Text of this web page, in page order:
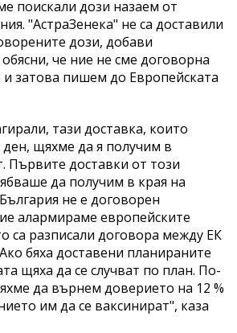
поискали дози назаем от
"АстраЗенека" не са доставили
дози, добави
че ние не сме договорна
и затова пишем до Европейската
тази доставка, които
щяхме да я получим в
Първите доставки от този
да получим в края на
не е договорен
алармираме европейските
са разписали договора между ЕК
бяха доставени планираните
щяха да се случват по план. По-
да върнем доверието на 12 %
им да се ваксинират", каза